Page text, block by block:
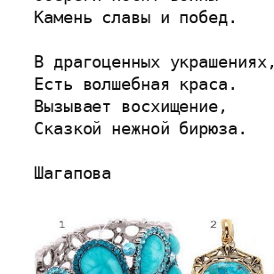
Камень славы и побед.
В драгоценных украшениях,
Есть волшебная краса.
Вызывает восхищение,
Сказкой нежной бирюза.
Шагапова